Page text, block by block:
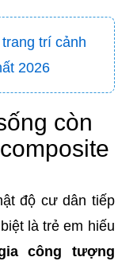
trí cảnh
2026
còn
độ cư dân tiếp
là trẻ em hiếu
công tượng